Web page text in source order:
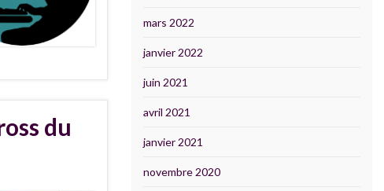
du
mars 2022
janvier 2022
juin 2021
avril 2021
janvier 2021
novembre 2020